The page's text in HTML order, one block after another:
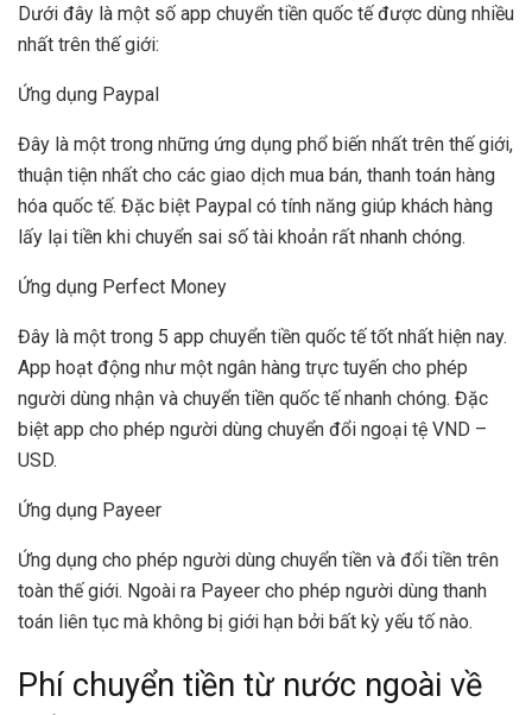
Dưới đây là một số app chuyển tiền quốc tế được dùng nhiều
nhất trên thế giới:
Ứng dụng Paypal
Đây là một trong những ứng dụng phổ biến nhất trên thế giới,
thuận tiện nhất cho các giao dịch mua bán, thanh toán hàng
hóa quốc tế. Đặc biệt Paypal có tính năng giúp khách hàng
lấy lại tiền khi chuyển sai số tài khoản rất nhanh chóng.
Ứng dụng Perfect Money
Đây là một trong 5 app chuyển tiền quốc tế tốt nhất hiện nay.
App hoạt động như một ngân hàng trực tuyến cho phép
người dùng nhận và chuyển tiền quốc tế nhanh chóng. Đặc
biệt app cho phép người dùng chuyển đổi ngoại tệ VND –
USD.
Ứng dụng Payeer
Ứng dụng cho phép người dùng chuyển tiền và đổi tiền trên
toàn thế giới. Ngoài ra Payeer cho phép người dùng thanh
toán liên tục mà không bị giới hạn bởi bất kỳ yếu tố nào.
Phí chuyển tiền từ nước ngoài về